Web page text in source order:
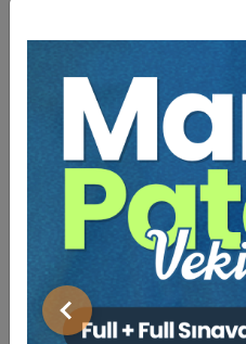
Önceki
BENZER VIDEO
Video Eğitim Abonesi
Hukuk Eğitim